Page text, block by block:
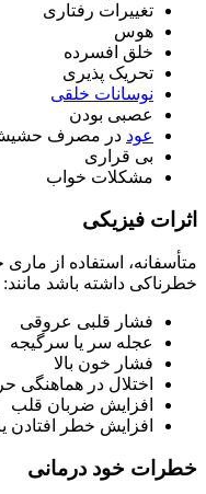
تغییرات رفتاری
هوس
خلق افسرده
تحریک پذیری
نوسانات خلقی
عصبی بودن
عود در مصرف
بی قراری
مشکلات خواب
اثرات فیزیکی
متأسفانه، استفاده از
خطرناکی داشته باشد مانند:
فشار قلبی عروقی
عجله سر یا سرگیجه
فشار خون بالا
اختلال در هماهنگی
افزایش ضربان قلب
افزایش خطر
خطرات خود درمانی